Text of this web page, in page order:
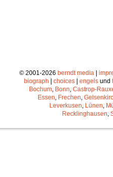
© 2001-2026 berndt media |
biograph | choices | engels und
Bochum Bonn Castrop-
Essen Frechen
Leverkusen Lünen
Recklinghausen